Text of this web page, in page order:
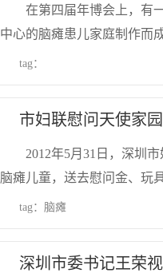
在第四届年博会上，有
中心的脑瘫患儿家庭制作
tag：
市妇联慰问天使家
2012年5月31日，深圳
脑瘫儿童，送去慰问金、
tag： 脑瘫
深圳市委书记王荣